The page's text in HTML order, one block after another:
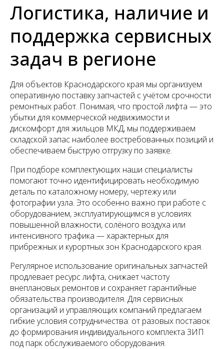
Логистика, наличие и
поддержка сервисных
задач в регионе
Для объектов Краснодарского края мы организуем
оперативную поставку запчастей с учётом срочности
ремонтных работ. Понимая, что простой лифта — это
убытки для коммерческой недвижимости и
дискомфорт для жильцов МКД, мы поддерживаем
складской запас наиболее востребованных позиций и
обеспечиваем быструю отгрузку по заявке.
При подборе комплектующих наши специалисты
помогают точно идентифицировать необходимую
деталь по каталожному номеру, чертежу или
фотографии узла. Это особенно важно при работе с
оборудованием, эксплуатирующимся в условиях
повышенной влажности, солёного воздуха или
интенсивного трафика — характерных для
прибрежных и курортных зон Краснодарского края.
Регулярное использование оригинальных запчастей
продлевает ресурс лифта, снижает частоту
внеплановых ремонтов и сохраняет гарантийные
обязательства производителя. Для сервисных
организаций и управляющих компаний предлагаем
гибкие условия сотрудничества: от разовых поставок
до формирования индивидуального комплекта ЗИП
под парк обслуживаемого оборудования.